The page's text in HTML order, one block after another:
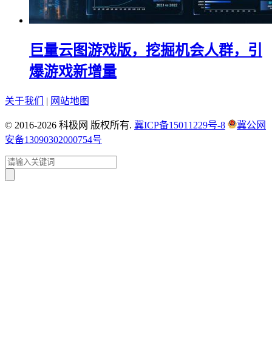
巨量云图游戏版，挖掘机会人群，引
爆游戏新增量
关于我们 | 网站地图
© 2016-2026 科极网 版权所有. 冀ICP备15011229号-8
冀公网
安备13090302000754号